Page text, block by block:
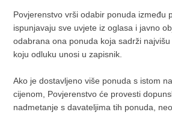
Povjerenstvo vrši odabir ponuda između
ispunjavaju sve uvjete iz oglasa i javno
odabrana ona ponuda koja sadrži
koju odluku unosi u zapisnik.
Ako je dostavljeno više ponuda s istom
cijenom, Povjerenstvo će provesti
nadmetanje s davateljima tih ponuda,